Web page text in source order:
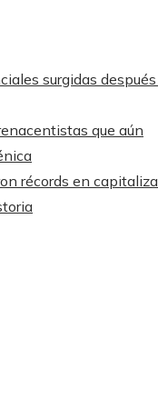
surgidas
que aún
récords en